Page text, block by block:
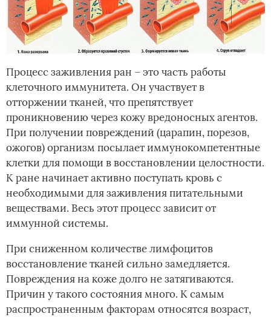
Процесс заживления ран – это часть работы
клеточного иммунитета. Он участвует в
отторжении тканей, что препятствует
проникновению через кожу вредоносных агентов.
При получении повреждений (царапин, порезов,
ожогов) организм посылает иммунокомпетентные
клетки для помощи в восстановлении целостности.
К ране начинает активно поступать кровь с
необходимыми для заживления питательными
веществами. Весь этот процесс зависит от
иммунной системы.
При сниженном количестве лимфоцитов
восстановление тканей сильно замедляется.
Повреждения на коже долго не затягиваются.
Причин у такого состояния много. К самым
распространенным факторам относятся возраст,